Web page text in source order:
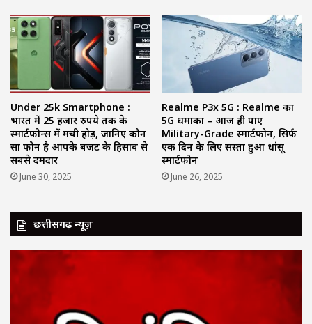
Under 25k Smartphone :
भारत में 25 हजार रुपये तक के
स्मार्टफोन्स में मची होड़, जानिए कौन
सा फोन है आपके बजट के हिसाब से
सबसे दमदार
June 30, 2025
Realme P3x 5G : Realme का
5G धमाका – आज ही पाएं
Military-Grade स्मार्टफोन, सिर्फ
एक दिन के लिए सस्ता हुआ धांसू
स्मार्टफोन
June 26, 2025
छत्तीसगढ़ न्यूज़